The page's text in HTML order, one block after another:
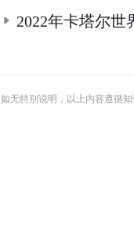
2022年卡塔尔世
如无特别说明，以上内容遵循